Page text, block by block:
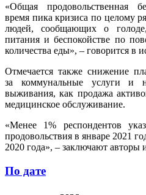
«Общая продовольственная
время пика кризиса по целому
людей, сообщающих о голоде,
питания и беспокойстве по
количества еды», – говорится в
Отмечается также снижение
за коммунальные услуги и
выживания, как продажа
медицинское обслуживание.
«Менее 1% респондентов
продовольствия в январе 2021
2020 года», – заключают авторы
По дате